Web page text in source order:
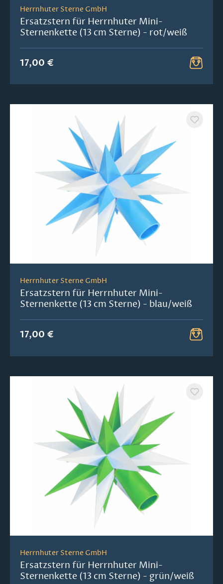
Herrnhuter Sterne GmbH
Ersatzstern für Herrnhuter Mini-
Sternenkette (13 cm Sterne) - rot/weiß
17,00 €
Herrnhuter Sterne GmbH
Ersatzstern für Herrnhuter Mini-
Sternenkette (13 cm Sterne) - blau/weiß
17,00 €
Herrnhuter Sterne GmbH
Ersatzstern für Herrnhuter Mini-
Sternenkette (13 cm Sterne) - grün/weiß